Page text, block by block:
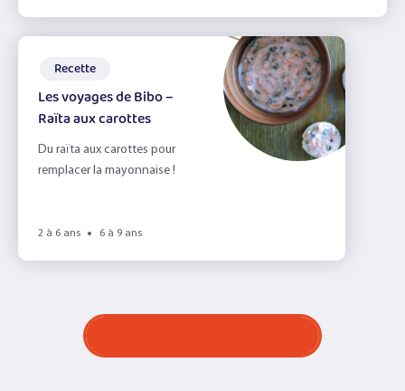
Recette
Les voyages de Bibo –
Raïta aux carottes
Du raïta aux carottes pour
remplacer la mayonnaise !
2 à 6 ans 6 à 9 ans